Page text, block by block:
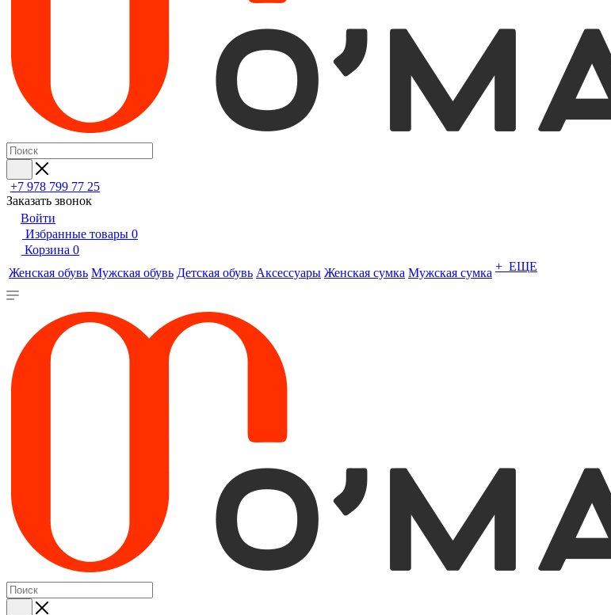
+7 978 799 77 25
Заказать звонок
Войти
Избранные товары 0
Корзина 0
Женская обувь Мужская обувь Детская обувь Аксессуары Женская сумка Мужская сумка + ЕЩЕ